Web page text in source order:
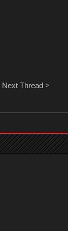
Next Thread>